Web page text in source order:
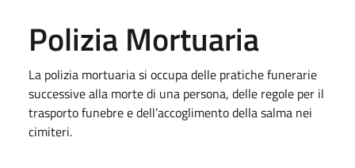
Polizia Mortuaria
La polizia mortuaria si occupa delle pratiche funerarie
successive alla morte di una persona, delle regole per il
trasporto funebre e dell’accoglimento della salma nei
cimiteri.